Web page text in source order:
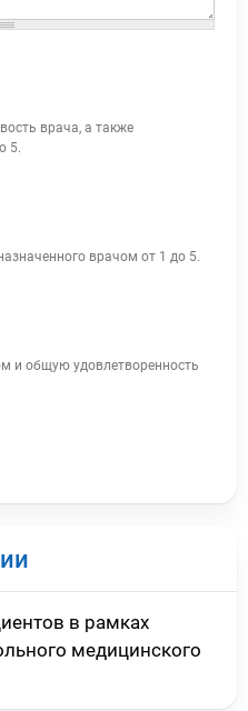
врача, а также
5.
врачом от 1 до 5.
и общую удовлетворенность
в рамках
медицинского